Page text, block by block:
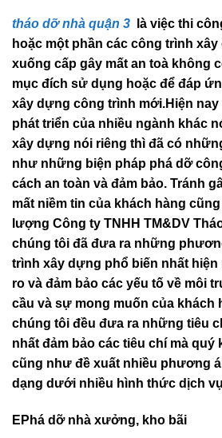
tháo dỡ nhà quận 3 là việc thi
hoặc một phần các công trình
xuống cấp gây mất an toà không
mục đích sử dụng hoặc để đáp
xây dựng công trình mới.Hiện
phát triển của nhiều ngành khác
xây dựng nói riêng thì đã có
như những biện pháp phá dỡ
cách an toàn và đảm bảo. Tránh
mất niềm tin của khách hàng
lượng Công ty TNHH TM&DV
chúng tôi đã đưa ra những
trình xây dựng phổ biến nhất
ro và đảm bảo các yếu tố về môi
cầu và sự mong muốn của khách
chúng tôi đều đưa ra những tiêu
nhất đảm bảo các tiêu chí mà quý
cũng như đề xuất nhiều phương
dạng dưới nhiều hình thức dịch
EPhá dỡ nhà xưởng, kho bãi